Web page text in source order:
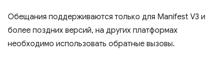
Обещания поддерживаются только для Manifest V3 и
более поздних версий, на других платформах
необходимо использовать обратные вызовы.